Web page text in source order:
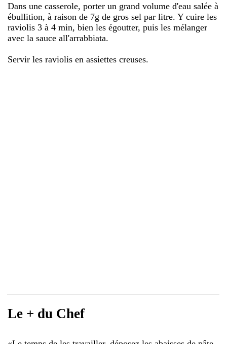
Dans une casserole, porter un grand volume d'eau salée à
ébullition, à raison de 7g de gros sel par litre. Y cuire les
raviolis 3 à 4 min, bien les égoutter, puis les mélanger
avec la sauce all'arrabbiata.
Servir les raviolis en assiettes creuses.
Le + du Chef